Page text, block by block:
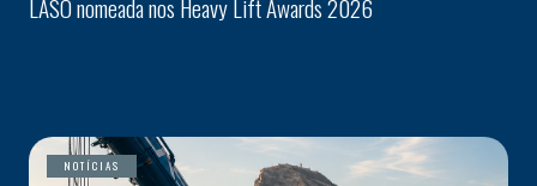
LASO nomeada nos Heavy Lift Awards 2026
NOTÍCIAS